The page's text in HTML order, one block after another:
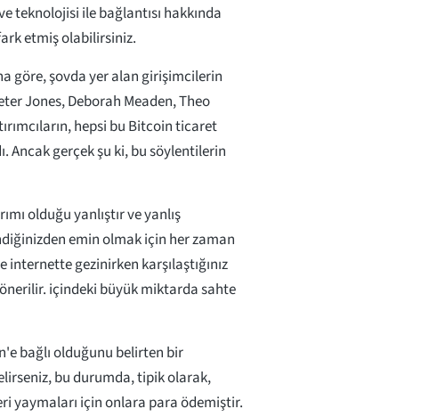
teknolojisi ile bağlantısı hakkında
etmiş olabilirsiniz.
göre, şovda yer alan girişimcilerin
Jones, Deborah Meaden, Theo
hepsi bu Bitcoin ticaret
Ancak gerçek şu ki, bu söylentilerin
olduğu yanlıştır ve yanlış
emin olmak için her zaman
gezinirken karşılaştığınız
içindeki büyük miktarda sahte
bağlı olduğunu belirten bir
bu durumda, tipik olarak,
yaymaları için onlara para ödemiştir.